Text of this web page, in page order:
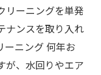
掃除の違い
リーニングを単発
ナンスを取り入れ
ーニング 何年お
が、水回りやエア